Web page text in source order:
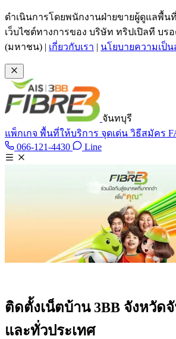
ข้ามไปเนื้อหาหลัก
ดำเนินการโดยพนักงานฝ่ายขายผู้ดูแลพื้น
เว็บไซต์ทางการของ บริษัท ทริปเปิลที บร
(มหาชน) | เกี่ยวกับเรา | นโยบายความเป็
จันทบุรี
แพ็กเกจ พื้นที่ให้บริการ จุดเด่น วิธีสมัคร
066-121-4430 โทร 066-121-4430
LineLine @tan3bb
ติดตั้งเน็ตบ้าน 3BB จังหวัด
และทั่วประเทศ